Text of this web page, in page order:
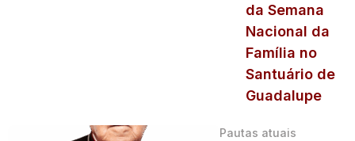
da Semana
Nacional da
Família no
Santuário de
Guadalupe
Pautas atuais